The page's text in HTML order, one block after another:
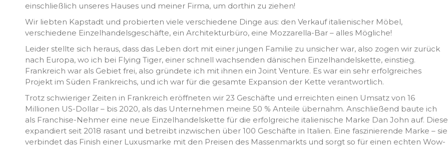
einschließlich unseres Hauses und meiner Firma, um dorthin zu ziehen!
Wir liebten Kapstadt und probierten viele verschiedene Dinge aus: den Verkauf italienischer Möbel,
verschiedene Einzelhandelsgeschäfte, ein Architekturbüro, eine Mozzarella-Bar – alles Mögliche!
Leider stellte sich heraus, dass das Leben dort mit einer jungen Familie zu unsicher war, also zogen wir zurück
nach Europa, wo ich bei Flying Tiger, einer schnell wachsenden dänischen Einzelhandelskette, einstieg.
Frankreich war als Gebiet frei, also gründete ich mit ihnen ein Joint Venture. Es war ein sehr erfolgreiches
Projekt im Süden Frankreichs, und ich war für die gesamte Expansion der Kette verantwortlich.
Trotz schwieriger Zeiten in Frankreich eröffneten wir 23 Geschäfte und erreichten einen Umsatz von 16
Millionen US-Dollar – bis 2020, als das Unternehmen meine 50 % Anteile übernahm. Anschließend baute ich
als Franchise-Nehmer eine neue Einzelhandelskette für die erfolgreiche italienische Marke Dan John auf. Diese
expandiert seit 2018 rasant und betreibt inzwischen über 100 Geschäfte in Italien. Eine faszinierende Marke – sie
verbindet das Finish einer Luxusmarke mit den Preisen des Massenmarkts und sorgt so für einen echten Wow-